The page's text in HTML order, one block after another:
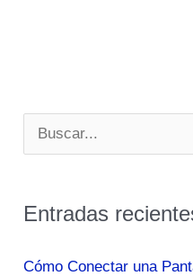
u
c
Entradas
Cómo Conectar una